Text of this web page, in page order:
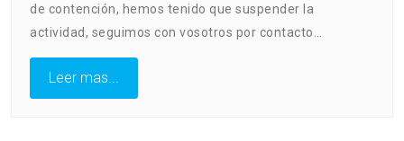
de contención, hemos tenido que suspender la
actividad, seguimos con vosotros por contacto…
Leer mas...